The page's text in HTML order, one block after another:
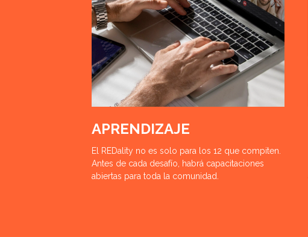
APRENDIZAJE
El REDality no es solo para los 12 que compiten.
Antes de cada desafío, habrá capacitaciones
abiertas para toda la comunidad.